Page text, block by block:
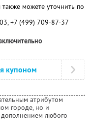
можете уточнить по
+7 (499) 709-87-37
купоном
атрибутом
городе, но и
любого